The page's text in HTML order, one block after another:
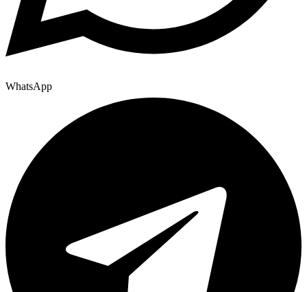
WhatsApp